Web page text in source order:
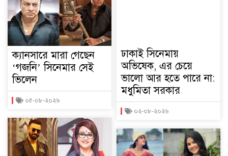
ক্যানসারে মারা গেছেন
‘গজনি’ সিনেমার সেই
ভিলেন
০৫-০৮-২০২৬
ঢাকাই সিনেমায়
অভিষেক, এর চেয়ে
ভালো আর হতে পারে না:
মধুমিতা সরকার
০২-০৮-২০২৬